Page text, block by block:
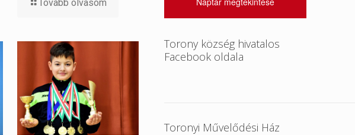
Tovább olvasom
Torony község hivatalos
Facebook oldala
Toronyi Művelődési Ház